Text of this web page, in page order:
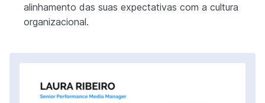
alinhamento das suas expectativas com a cultura
organizacional.